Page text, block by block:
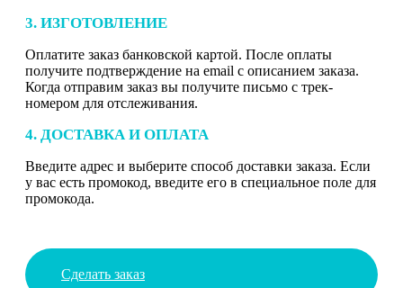
3. ИЗГОТОВЛЕНИЕ
Оплатите заказ банковской картой. После оплаты
получите подтверждение на email с описанием заказа.
Когда отправим заказ вы получите письмо с трек-
номером для отслеживания.
4. ДОСТАВКА И ОПЛАТА
Введите адрес и выберите способ доставки заказа. Если
у вас есть промокод, введите его в специальное поле для
промокода.
Сделать заказ